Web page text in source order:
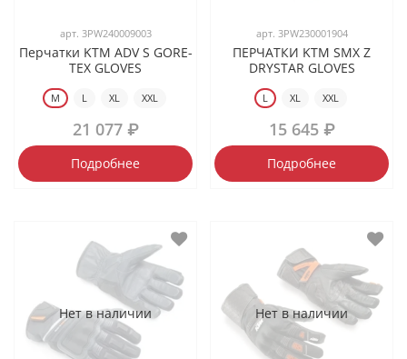
арт. 3PW240009003
Перчатки KTM ADV S GORE-
TEX GLOVES
M L XL XXL
21 077 ₽
Подробнее
арт. 3PW230001904
ПЕРЧАТКИ KTM SMX Z
DRYSTAR GLOVES
L XL XXL
15 645 ₽
Подробнее
Нет в наличии Нет в наличии